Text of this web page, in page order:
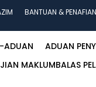
BANTUAN & PENAFIAN
ADUAN
ADUAN
MAKLUMBALAS